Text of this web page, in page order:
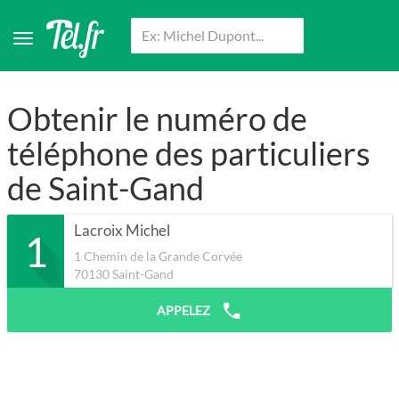
Obtenir le numéro de
téléphone des particuliers
de Saint-Gand
1 Lacroix Michel
1 Chemin de la Grande Corvée
70130Saint-Gand
APPELEZ